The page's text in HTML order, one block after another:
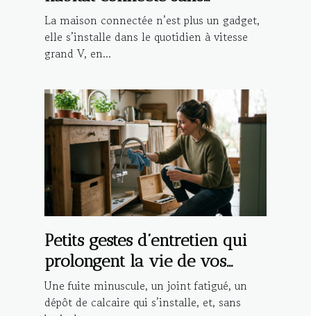
compromettre la sécurité
La maison connectée n’est plus un gadget,
elle s’installe dans le quotidien à vitesse
grand V, en...
Petits gestes d’entretien qui
prolongent la vie de vos
installations
Une fuite minuscule, un joint fatigué, un
dépôt de calcaire qui s’installe, et, sans